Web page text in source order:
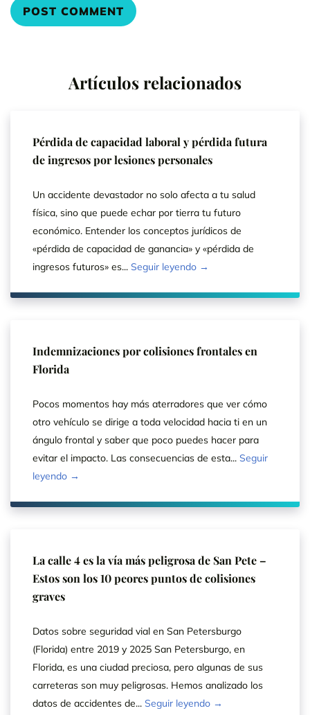
Artículos relacionados
Pérdida de capacidad laboral y pérdida futura
de ingresos por lesiones personales
Un accidente devastador no solo afecta a tu salud
física, sino que puede echar por tierra tu futuro
económico. Entender los conceptos jurídicos de
«pérdida de capacidad de ganancia» y «pérdida de
ingresos futuros» es... Seguir leyendo →
Indemnizaciones por colisiones frontales en
Florida
Pocos momentos hay más aterradores que ver cómo
otro vehículo se dirige a toda velocidad hacia ti en un
ángulo frontal y saber que poco puedes hacer para
evitar el impacto. Las consecuencias de esta... Seguir
leyendo →
La calle 4 es la vía más peligrosa de San Pete –
Estos son los 10 peores puntos de colisiones
graves
Datos sobre seguridad vial en San Petersburgo
(Florida) entre 2019 y 2025 San Petersburgo, en
Florida, es una ciudad preciosa, pero algunas de sus
carreteras son muy peligrosas. Hemos analizado los
datos de accidentes de... Seguir leyendo →